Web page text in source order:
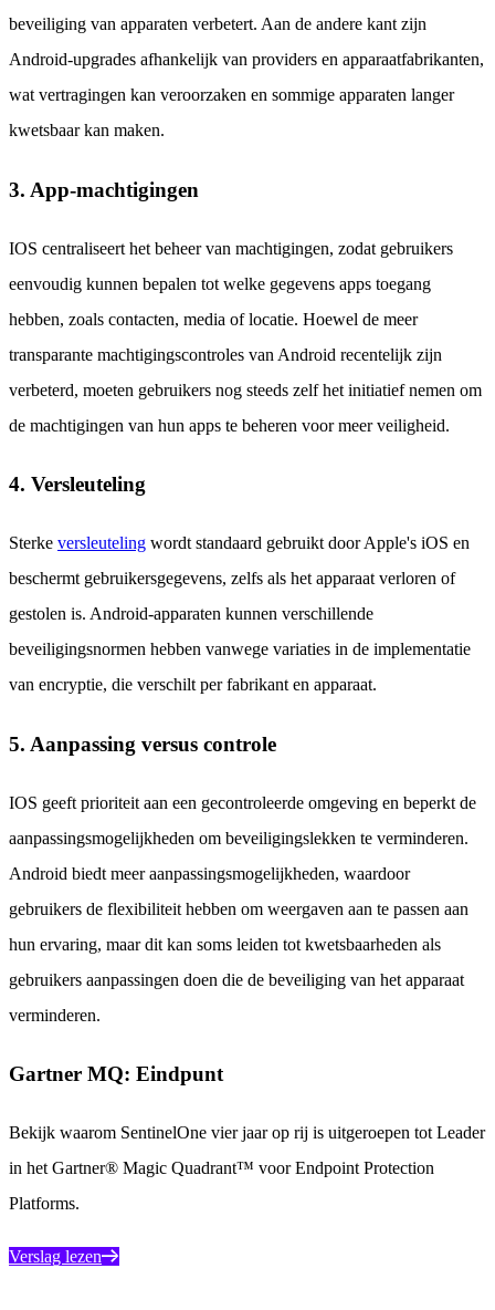
beveiliging van apparaten verbetert. Aan de andere kant zijn
Android-upgrades afhankelijk van providers en apparaatfabrikanten,
wat vertragingen kan veroorzaken en sommige apparaten langer
kwetsbaar kan maken.
3. App-machtigingen
IOS centraliseert het beheer van machtigingen, zodat gebruikers
eenvoudig kunnen bepalen tot welke gegevens apps toegang
hebben, zoals contacten, media of locatie. Hoewel de meer
transparante machtigingscontroles van Android recentelijk zijn
verbeterd, moeten gebruikers nog steeds zelf het initiatief nemen om
de machtigingen van hun apps te beheren voor meer veiligheid.
4. Versleuteling
Sterke versleuteling wordt standaard gebruikt door Apple's iOS en
beschermt gebruikersgegevens, zelfs als het apparaat verloren of
gestolen is. Android-apparaten kunnen verschillende
beveiligingsnormen hebben vanwege variaties in de implementatie
van encryptie, die verschilt per fabrikant en apparaat.
5. Aanpassing versus controle
IOS geeft prioriteit aan een gecontroleerde omgeving en beperkt de
aanpassingsmogelijkheden om beveiligingslekken te verminderen.
Android biedt meer aanpassingsmogelijkheden, waardoor
gebruikers de flexibiliteit hebben om weergaven aan te passen aan
hun ervaring, maar dit kan soms leiden tot kwetsbaarheden als
gebruikers aanpassingen doen die de beveiliging van het apparaat
verminderen.
Gartner MQ: Eindpunt
Bekijk waarom SentinelOne vier jaar op rij is uitgeroepen tot Leader
in het Gartner® Magic Quadrant™ voor Endpoint Protection
Platforms.
Verslag lezen